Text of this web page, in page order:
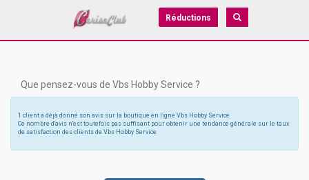
Réductions
Que pensez-vous de Vbs Hobby Service ?
1 client a déjà donné son avis sur la boutique en ligne Vbs Hobby Service
Ce nombre d'avis n'est toutefois pas suffisant pour obtenir une tendance générale sur le taux
de satisfaction des clients de Vbs Hobby Service